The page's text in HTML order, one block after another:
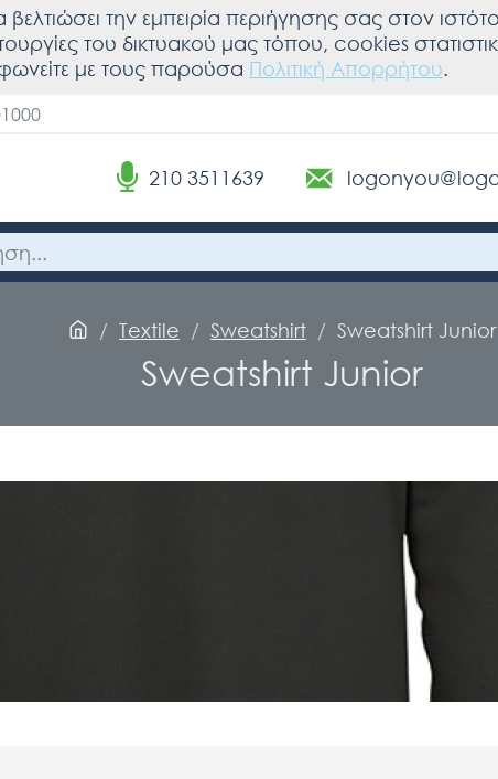
την εμπειρία περιήγησης σας στον
του δικτυακού μας τόπου, cookies
με τους παρούσα Πολιτική Απορρήτου.
210 3511639
Textile Sweatshirt Sweatshirt Junior
Sweatshirt Junior